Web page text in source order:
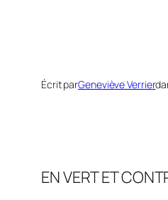
Écrit parGeneviève Verrier
EN VERT ET